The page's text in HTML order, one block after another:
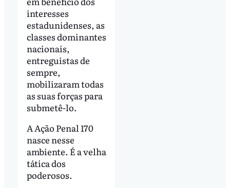
interesses
estadunidenses, as
classes dominantes
nacionais,
entreguistas de
sempre,
mobilizaram todas
as suas forças para
submetê-lo.
A Ação Penal 170
nasce nesse
ambiente. É a velha
tática dos
poderosos.